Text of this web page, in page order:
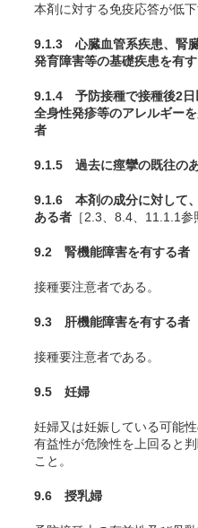
本剤に対する免疫応答が低下
9.1.3 心臓血管系疾患、腎
発育障害等の基礎疾患を有
9.1.4 予防接種で接種後2日
全身性発疹等のアレルギー
者
9.1.5 過去に痙攣の既往の
9.1.6 本剤の成分に対して
ある者 ［2.3、8.4、11.1.1参
9.2 腎機能障害を有する者
接種要注意者である。
9.3 肝機能障害を有する者
接種要注意者である。
9.5 妊婦
妊婦又は妊娠している可能
有益性が危険性を上回ると
こと。
9.6 授乳婦